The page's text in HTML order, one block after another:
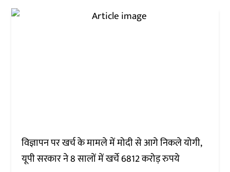
विज्ञापन पर खर्च के मामले में मोदी से आगे निकले योगी,
यूपी सरकार ने 8 सालों में खर्चे 6812 करोड़ रुपये